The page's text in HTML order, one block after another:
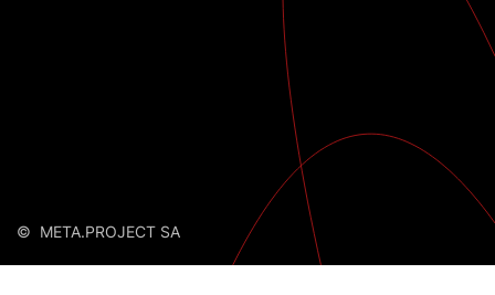
© META.PROJECT SA